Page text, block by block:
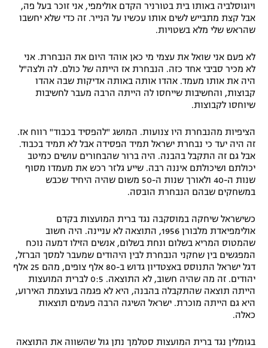
תקנון פעילות ספורט 1
הצטרפות לחבילת הערוצים
לוח דרושים – ג'ובנט
תגיות
המגזין
ויוגוסלביה באותו בית בטורניר הקדם אולימפי, אני זוכר בעל פה,
אבל קצת מתבייש לשים אותו עכשיו על הנייר. זה כדי שלא יחשבו
שהראש שלי מלא בשטויות.
לא פעם אני שואל את עצמי מי כאן אוהד היום את הנבחרת. אני
לא מכיר סביבי אחד כזה. הנבחרת אז הייתה של כולם. לה ולצה"ל
היה את אותו מעמד. אהדו אותה באותה אדיקות שבה אהדו
קבוצות, והחשיבות שייחסו לה הייתה הרבה מעבר לחשיבות
שיוחסו לקבוצות.
הציפיות מהנבחרת היו צנועות. המושג "להפסיד בכבוד" רווח אז.
זה היה יעד כי נבחרת ישראל תמיד הפסידה אבל לא תמיד בכבוד.
אבל גם זה התקבל בהבנה. היה ברור שהבחורים עושים כמיטב
יכולתם ושיכולתם איננה רבה. שייע גלזר רכש את מעמדו מסוף
שנות ה-40 ולאורך שנות ה-50 משום שהיה היחיד שכבש
במשחקים שבהם הנבחרת הובסה.
כשישראל שיחקה במוסקבה נגד ברית המועצות בקדם
אולימפיאדת מלבורן 1956, התוצאה לא עניינה. היה חשוב
שהמטוס המריא בשלום ונחת בשלום, אנשים הזילו דמעה נוכח
המפגשים בין שחקני הנבחרת לבין היהודים שמעבר למסך הברזל,
דגל ישראל התנוסס באצטדיון גדוש ב-80 אלף צופים, מהם 25 אלף
יהודים. זה מה שהיה חשוב, לא התוצאה. 0:5 לברית המועצות
הייתה תוצאה שהתקבלה בהבנה, היא לא פגמה בעוצמת האירוע,
היא גם הייתה מוכרת. ישראל השיגה הרבה פעמים תוצאות
כאלה.
בגומלין נגד ברית המועצות סטלמך נתן גול שהשווה את התוצאה